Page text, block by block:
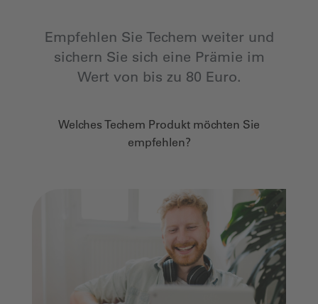
Empfehlen Sie Techem weiter und
sichern Sie sich eine Prämie im
Wert von bis zu 80 Euro.
Welches Techem Produkt möchten Sie
empfehlen?